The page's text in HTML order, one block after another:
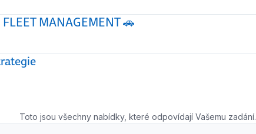
MANAGEMENT 🚗
Toto jsou všechny nabídky, které odpovídají Vašemu zadání.